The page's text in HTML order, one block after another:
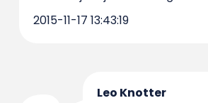
2015-11-17 13:43:19
Leo Knotter